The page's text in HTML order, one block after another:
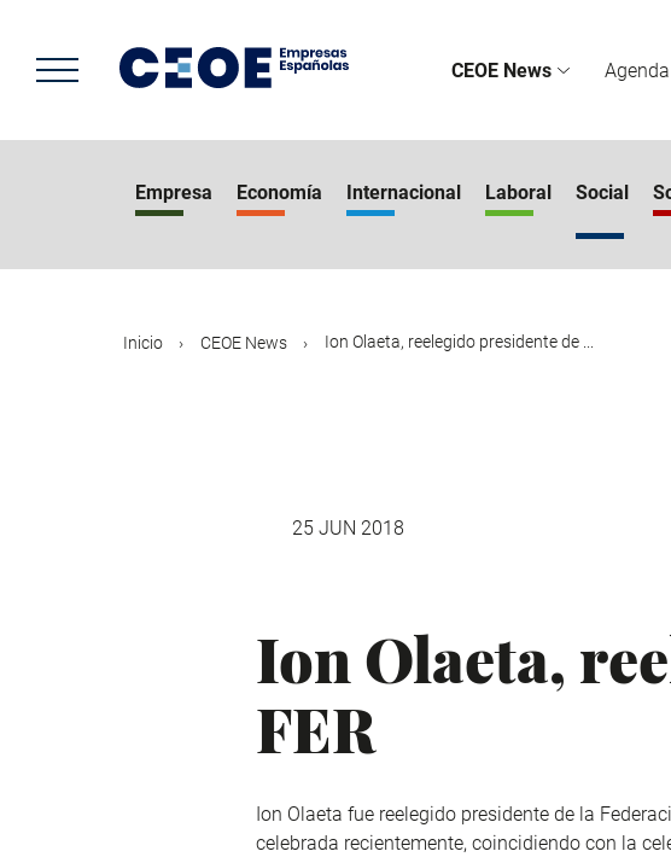
contenido
principal
CEOE News Agenda
Empresa Economía Internacional Laboral Social
Inicio CEOE News Ion Olaeta, reelegido presidente de ...
25 JUN 2018
Ion Olaeta,
FER
Ion Olaeta fue reelegido presidente de la
celebrada recientemente, coincidiendo con la